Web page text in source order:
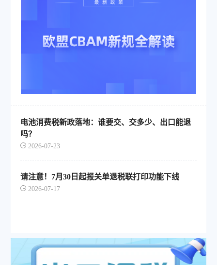
电池消费税新政落地：谁要交、交多少、出口能退
吗？
2026-07-23
请注意！7月30日起报关单退税联打印功能下线
2026-07-17